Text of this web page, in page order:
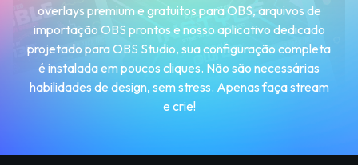
overlays premium e gratuitos para OBS, arquivos de
importação OBS prontos e nosso aplicativo dedicado
projetado para OBS Studio, sua configuração completa
é instalada em poucos cliques. Não são necessárias
habilidades de design, sem stress. Apenas faça stream
e crie!